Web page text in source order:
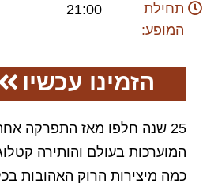
תחילת
המופע:
21:00
הזמינו עכשיו
25 שנה חלפו מאז התפרקה
המוערכות בעולם והותירה
כמה מיצירות הרוק האהובות